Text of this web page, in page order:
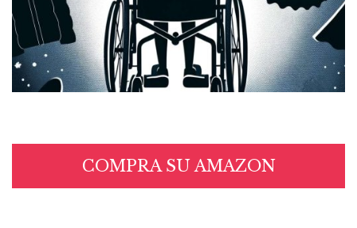
COMPRA SU AMAZON